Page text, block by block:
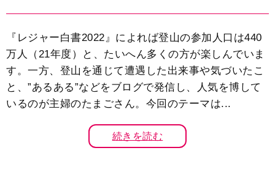
『レジャー白書2022』によれば登山の参加人口は440
万人（21年度）と、たいへん多くの方が楽しんでいま
す。一方、登山を通じて遭遇した出来事や気づいたこ
と、”あるある”などをブログで発信し、人気を博して
いるのが主婦のたまごさん。今回のテーマは...
続きを読む